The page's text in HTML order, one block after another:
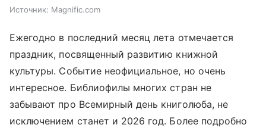
Источник: Magnific.com
Ежегодно в последний месяц лета отмечается
праздник, посвященный развитию книжной
культуры. Событие неофициальное, но очень
интересное. Библиофилы многих стран не
забывают про Всемирный день книголюба, не
исключением станет и 2026 год. Более подробно